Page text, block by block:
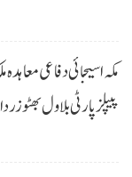
مکہ اسیجائی دفاعی
پیپلز پارٹی بلاول بھٹو